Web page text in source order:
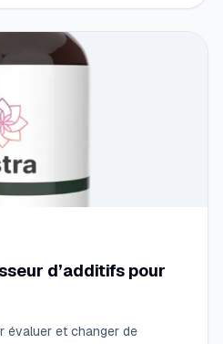
d’additifs pour
évaluer et changer de